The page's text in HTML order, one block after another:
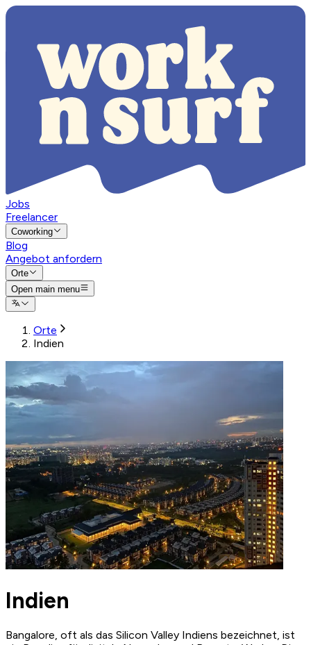
Jobs
Freelancer
Coworking
Blog
Angebot anfordern
Orte
Open main menu
Orte
Indien
Indien
Bangalore, oft als das Silicon Valley Indiens bezeichnet, ist